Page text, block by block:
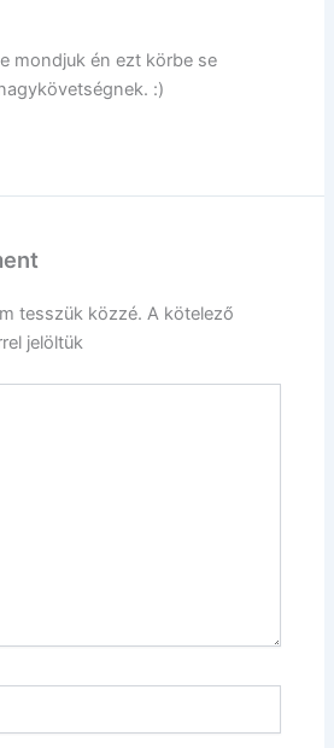
mondjuk én ezt körbe se
:)
tesszük közzé. A kötelező
jelöltük